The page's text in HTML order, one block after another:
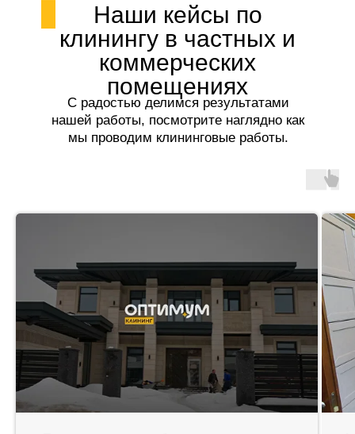
Наши кейсы по
клинингу в частных и
коммерческих
помещениях
С радостью делимся результатами
нашей работы, посмотрите наглядно как
мы проводим клининговые работы.